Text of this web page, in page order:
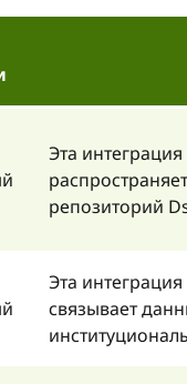
Эта
репозиторий
Эта
связывает